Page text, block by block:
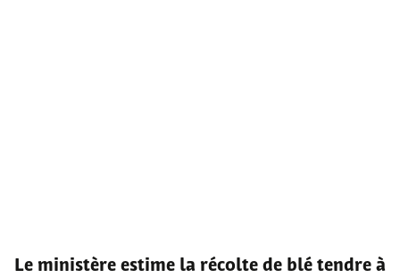
Le ministère estime la récolte de blé tendre à